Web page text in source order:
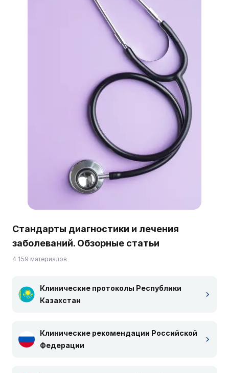
Стандарты диагностики и лечения
заболеваний. Обзорные статьи
4 159 материалов
Клинические протоколы Республики
Казахстан
Клинические рекомендации Российской
Федерации